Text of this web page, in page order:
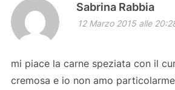
Sabrina Rabbia
12 Marzo 2015 alle
mi piace la carne speziata con il
cremosa e io non amo